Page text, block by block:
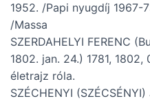
1952. /Papi nyugdíj 1967-
/Massa
SZERDAHELYI FERENC
1802. jan. 24.) 1781,
életrajz róla.
SZÉCHENYI